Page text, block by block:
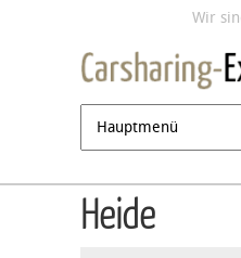
Jump
Wir
Heide